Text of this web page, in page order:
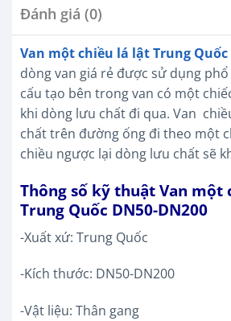
Đánh giá (0)
Van một chiều lá lật Trung Quốc
dòng van giá rẻ được sử dụng
cấu tạo bên trong van có một
khi dòng lưu chất đi qua. Van
chất trên đường ống đi theo một
chiều ngược lại dòng lưu chất sẽ
Thông số kỹ thuật Van một
Trung Quốc DN50-DN200
-Xuất xứ: Trung Quốc
-Kích thước: DN50-DN200
-Vật liệu: Thân gang